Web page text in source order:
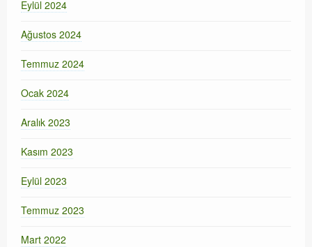
Eylül 2024
Ağustos 2024
Temmuz 2024
Ocak 2024
Aralık 2023
Kasım 2023
Eylül 2023
Temmuz 2023
Mart 2022